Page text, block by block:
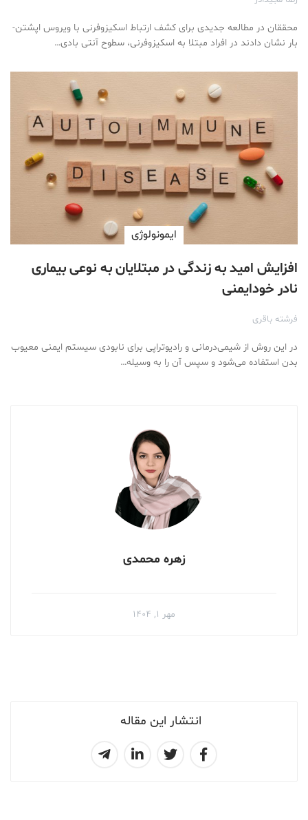
انتشار این مقاله
محققان در مطالعه جدیدی برای کشف ارتباط اسکیزوفرنی با ویروس اپشتن-
بار نشان دادند در افراد مبتلا به اسکیزوفرنی، سطوح آنتی بادی…
ایمونولوژی
افزایش امید به زندگی در مبتلایان به نوعی بیماری
نادر خودایمنی
فرشته باقری
در این روش از شیمی‌درمانی و رادیوتراپی برای نابودی سیستم ایمنی معیوب
بدن استفاده می‌شود و سپس آن را به وسیله…
زهره محمدی
مهر ۱, ۱۴۰۴